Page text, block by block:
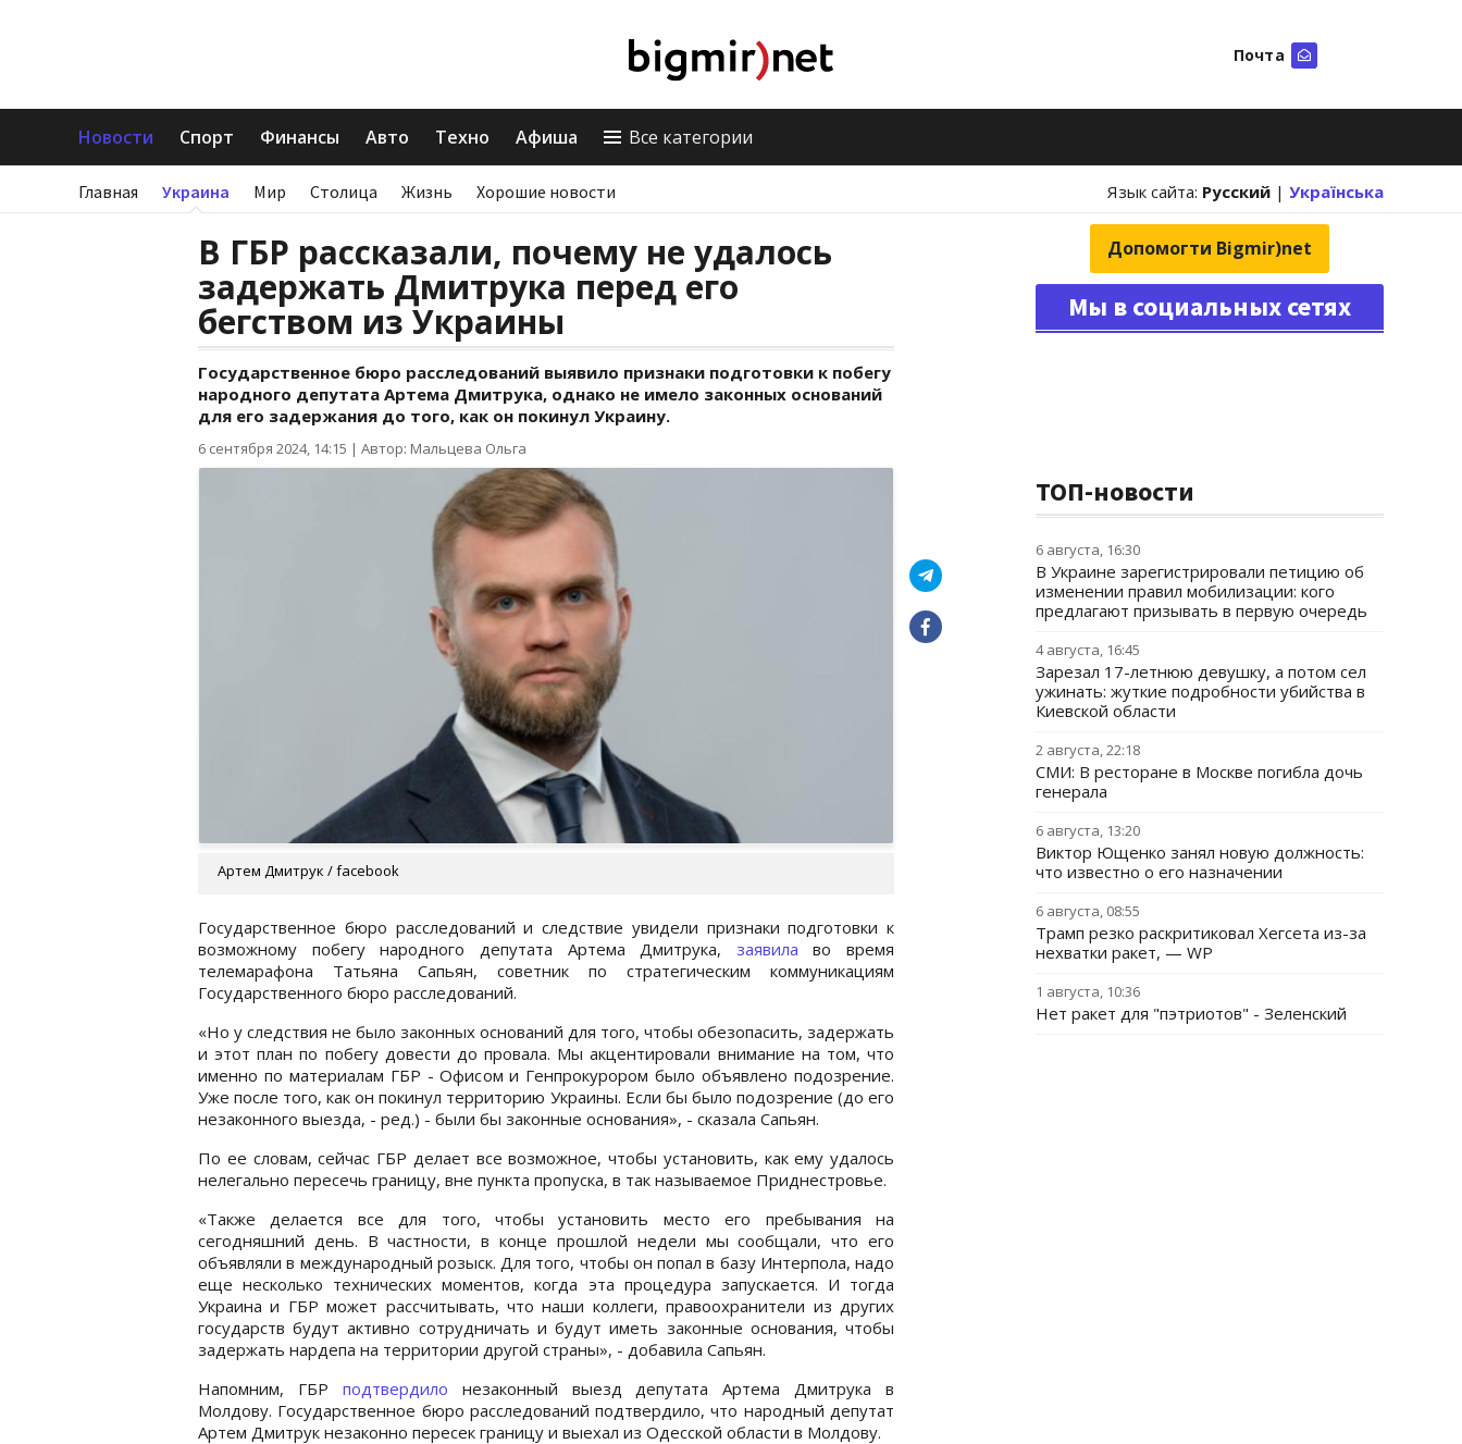
Почта
Новости Спорт Финансы Авто Техно Афиша Все категории
Главная Украина Мир Столица Жизнь Хорошие новости Язык сайта: Русский | Українська
В ГБР рассказали, почему не удалось
задержать Дмитрука перед его
бегством из Украины
Государственное бюро расследований выявило признаки подготовки к побегу
народного депутата Артема Дмитрука, однако не имело законных оснований
для его задержания до того, как он покинул Украину.
6 сентября 2024, 14:15 | Автор: Мальцева Ольга
Артем Дмитрук / facebook
Государственное бюро расследований и следствие увидели признаки подготовки к
возможному побегу народного депутата Артема Дмитрука, заявила во время
телемарафона Татьяна Сапьян, советник по стратегическим коммуникациям
Государственного бюро расследований.
«Но у следствия не было законных оснований для того, чтобы обезопасить, задержать
и этот план по побегу довести до провала. Мы акцентировали внимание на том, что
именно по материалам ГБР - Офисом и Генпрокурором было объявлено подозрение.
Уже после того, как он покинул территорию Украины. Если бы было подозрение (до его
незаконного выезда, - ред.) - были бы законные основания», - сказала Сапьян.
По ее словам, сейчас ГБР делает все возможное, чтобы установить, как ему удалось
нелегально пересечь границу, вне пункта пропуска, в так называемое Приднестровье.
«Также делается все для того, чтобы установить место его пребывания на
сегодняшний день. В частности, в конце прошлой недели мы сообщали, что его
объявляли в международный розыск. Для того, чтобы он попал в базу Интерпола, надо
еще несколько технических моментов, когда эта процедура запускается. И тогда
Украина и ГБР может рассчитывать, что наши коллеги, правоохранители из других
государств будут активно сотрудничать и будут иметь законные основания, чтобы
задержать нардепа на территории другой страны», - добавила Сапьян.
Напомним, ГБР подтвердило незаконный выезд депутата Артема Дмитрука в
Молдову. Государственное бюро расследований подтвердило, что народный депутат
Артем Дмитрук незаконно пересек границу и выехал из Одесской области в Молдову.
Допомогти Bigmir)net
Мы в социальных сетях
ТОП-новости
6 августа, 16:30
В Украине зарегистрировали петицию об
изменении правил мобилизации: кого
предлагают призывать в первую очередь
4 августа, 16:45
Зарезал 17-летнюю девушку, а потом сел
ужинать: жуткие подробности убийства в
Киевской области
2 августа, 22:18
СМИ: В ресторане в Москве погибла дочь
генерала
6 августа, 13:20
Виктор Ющенко занял новую должность:
что известно о его назначении
6 августа, 08:55
Трамп резко раскритиковал Хегсета из-за
нехватки ракет, — WP
1 августа, 10:36
Нет ракет для "пэтриотов" - Зеленский